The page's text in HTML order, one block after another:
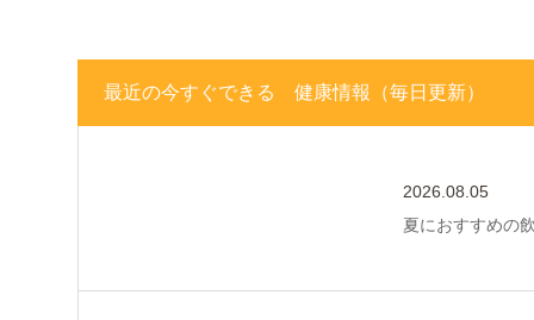
最近の今すぐできる 健康情報（毎日更新）
2026.08.05
夏におすすめの